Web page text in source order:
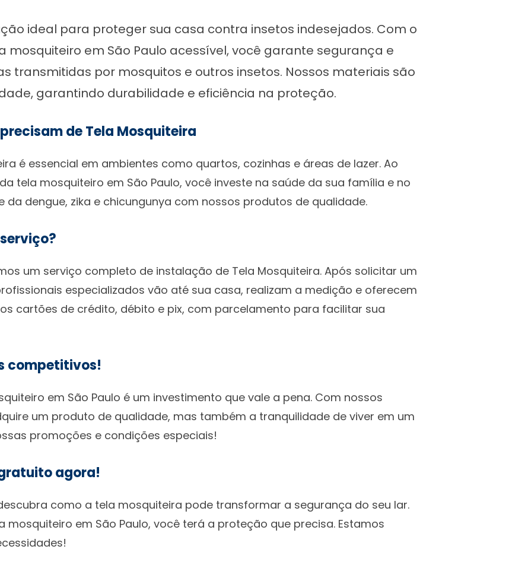
ideal para proteger sua casa contra insetos indesejados. Com o
mosquiteiro em São Paulo acessível, você garante segurança e
transmitidas por mosquitos e outros insetos. Nossos materiais são
garantindo durabilidade e eficiência na proteção.
de Tela Mosquiteira
é essencial em ambientes como quartos, cozinhas e áreas de lazer. Ao
tela mosquiteiro em São Paulo, você investe na saúde da sua família e no
da dengue, zika e chicungunya com nossos produtos de qualidade.
um serviço completo de instalação de Tela Mosquiteira. Após solicitar um
especializados vão até sua casa, realizam a medição e oferecem
cartões de crédito, débito e pix, com parcelamento para facilitar sua
competitivos!
em São Paulo é um investimento que vale a pena. Com nossos
um produto de qualidade, mas também a tranquilidade de viver em um
promoções e condições especiais!
agora!
como a tela mosquiteira pode transformar a segurança do seu lar.
em São Paulo, você terá a proteção que precisa. Estamos